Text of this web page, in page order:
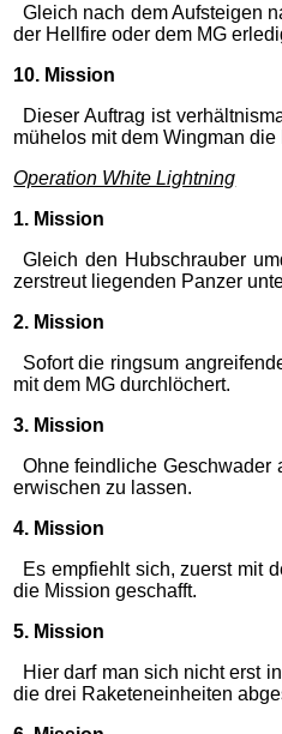
Gleich nach dem Aufsteigen
der Hellfire oder dem MG
10. Mission
Dieser Auftrag ist
mühelos mit dem Wingman die
Operation White Lightning
1. Mission
Gleich den Hubschrauber
zerstreut liegenden Panzer
2. Mission
Sofort die ringsum
mit dem MG durchlöchert.
3. Mission
Ohne feindliche Geschwader
erwischen zu lassen.
4. Mission
Es empfiehlt sich, zuerst mit
die Mission geschafft.
5. Mission
Hier darf man sich nicht erst
die drei Raketeneinheiten